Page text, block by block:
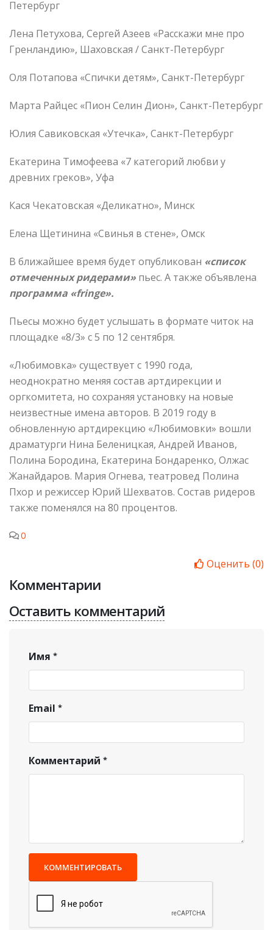
Петербург
Лена Петухова, Сергей Азеев «Расскажи мне про
Гренландию», Шаховская / Санкт-Петербург
Оля Потапова «Спички детям», Санкт-Петербург
Марта Райцес «Пион Селин Дион», Санкт-Петербург
Юлия Савиковская «Утечка», Санкт-Петербург
Екатерина Тимофеева «7 категорий любви у
древних греков», Уфа
Кася Чекатовская «Деликатно», Минск
Елена Щетинина «Свинья в стене», Омск
В ближайшее время будет опубликован «список
отмеченныхридерами»пьес. А также объявлена
программа «fringe».
Пьесы можно будет услышать в формате читок на
площадке «8/3» с 5 по 12 сентября.
«Любимовка» существует с 1990 года,
неоднократно меняя состав артдирекции и
оргкомитета, но сохраняя установку на новые
неизвестные имена авторов. В 2019 году в
обновленную артдирекцию «Любимовки» вошли
драматурги Нина Беленицкая, Андрей Иванов,
Полина Бородина, Екатерина Бондаренко, Олжас
Жанайдаров. Мария Огнева, театровед Полина
Пхор и режиссер Юрий Шехватов. Состав ридеров
также поменялся на 80 процентов.
0
Оценить (0)
Комментарии
Оставить комментарий
Имя
Email
Комментарий
КОММЕНТИРОВАТЬ